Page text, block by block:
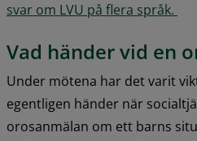
svar om LVU på flera språk.
Vad händer vid en
Under mötena har det varit
egentligen händer när
orosanmälan om ett barns